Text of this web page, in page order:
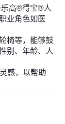
乐高®得宝®人
业角色如医
椅等，能够鼓
别、年龄、人
感，以帮助